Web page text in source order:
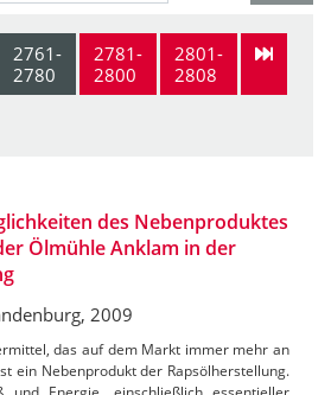
2761-
2780
2781-
2800
2801-
2808
des Nebenproduktes
Ölmühle Anklam in der
2009
das auf dem Markt immer mehr an
ein Nebenprodukt der Rapsölherstellung.